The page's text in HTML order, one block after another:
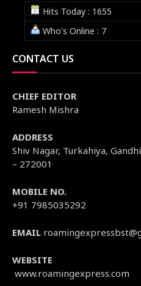
Hits Today : 1655
Who's Online : 7
CONTACT US
CHIEF EDITOR
Ramesh Mishra
ADDRESS
Shiv Nagar, Turkahiya,
– 272001
MOBILE NO.
+91 7985035292
EMAIL
WEBSITE
www.roamingexpress.com